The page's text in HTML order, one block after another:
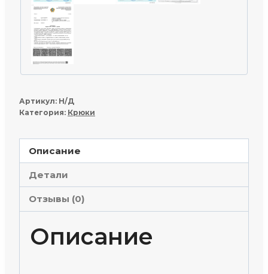
Артикул: Н/Д
Категория: Крюки
Описание
Детали
Отзывы (0)
Описание